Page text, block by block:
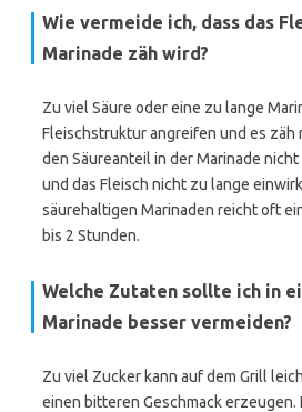
Wie vermeide ich, dass das
Marinade zäh wird?
Zu viel Säure oder eine zu lange
Fleischstruktur angreifen und es zäh
den Säureanteil in der Marinade
und das Fleisch nicht zu lange
säurehaltigen Marinaden reicht oft
bis 2 Stunden.
Welche Zutaten sollte ich in
Marinade besser vermeiden?
Zu viel Zucker kann auf dem Grill
einen bitteren Geschmack erzeugen.